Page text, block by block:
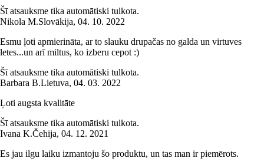
Šī atsauksme tika automātiski tulkota.
Nikola M.Slovākija, 04. 10. 2022
Esmu ļoti apmierināta, ar to slauku drupačas no galda un virtuves
letes...un arī miltus, ko izberu cepot :)
Šī atsauksme tika automātiski tulkota.
Barbara B.Lietuva, 04. 03. 2022
Ļoti augsta kvalitāte
Šī atsauksme tika automātiski tulkota.
Ivana K.Čehija, 04. 12. 2021
Es jau ilgu laiku izmantoju šo produktu, un tas man ir piemērots.